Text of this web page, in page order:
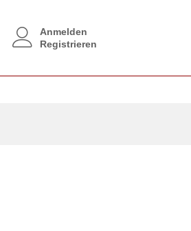
Anmelden
Registrieren